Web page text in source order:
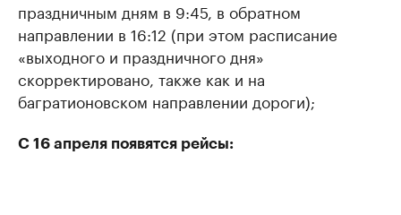
праздничным дням в 9:45, в обратном
направлении в 16:12 (при этом расписание
«выходного и праздничного дня»
скорректировано, также как и на
багратионовском направлении дороги);
С 16 апреля появятся рейсы: